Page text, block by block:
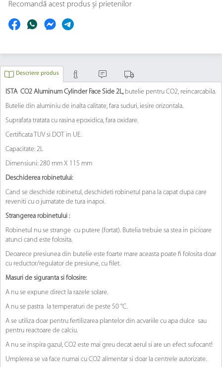
Recomandă acest produs și prietenilor
Descriere produs
ISTA CO2 Aluminum Cylinder Face Side 2L, butelie pentru CO2, reincarcabila.
Butelie din aluminiu de inalta calitate, fara suduri, iesire orizontala.
Suprafata tratata cu rasina epoxidica, fara oxidare.
Certificata TUV si DOT in UE.
Capacitate: 2L
Dimensiuni: 280 mm X 115 mm
Deschiderea robinetului:
Cand se deschide robinetul, deschideti robinetul pana la capat dupa care
reveniti cu o jumatate de tura inapoi.
Strangerea robinetului :
Robinetul nu se strange cu putere (fortat). Butelia trebuie sa stea in picioare
atunci cand este folosita.
Deoarece presiunea din butelie este foarte mare aceasta poate fi folosita doar
cu reductor/regulator de presiune, cu filet.
Masuri de siguranta si folosire:
A nu se expune direct la razele solare.
A nu se pastra la temperaturi de peste 50 °C.
A se utiliza doar pentru fertilizarea plantelor din acvariile cu apa dulce sau
pentru reactoare de calciu.
A nu se inspira gazul, CO2 este mai greu decat aerul si are un efect sufocant!
Umplerea se va face numai cu CO2 alimentar si doar la centrele autorizate.